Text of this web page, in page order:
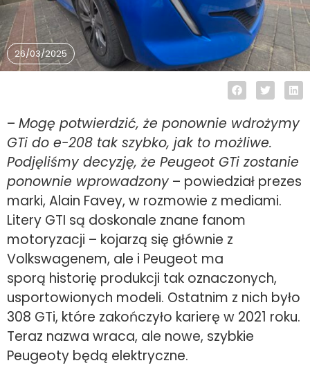
26/03/2025
– Mogę potwierdzić, że ponownie wdrożymy
GTi do e-208 tak szybko, jak to możliwe.
Podjęliśmy decyzję, że Peugeot GTi zostanie
ponownie wprowadzony – powiedział prezes
marki, Alain Favey, w rozmowie z mediami.
Litery GTI są doskonale znane fanom
motoryzacji – kojarzą się głównie z
Volkswagenem, ale i Peugeot ma
sporą historię produkcji tak oznaczonych,
usportowionych modeli. Ostatnim z nich było
308 GTi, które zakończyło karierę w 2021 roku.
Teraz nazwa wraca, ale nowe, szybkie
Peugeoty będą elektryczne.